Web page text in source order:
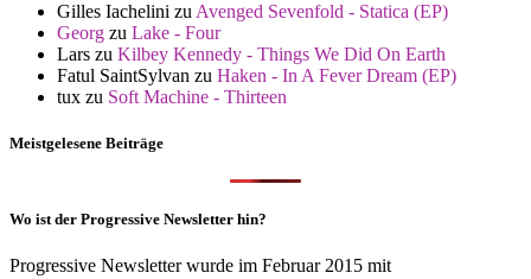
Gilles Iachelini zu Avenged Sevenfold - Statica (EP)
Georg zu Lake - Four
Lars zu Kilbey Kennedy - Things We Did On Earth
Fatul SaintSylvan zu Haken - In A Fever Dream (EP)
tux zu Soft Machine - Thirteen
Meistgelesene Beiträge
Wo ist der Progressive Newsletter hin?
Progressive Newsletter wurde im Februar 2015 mit